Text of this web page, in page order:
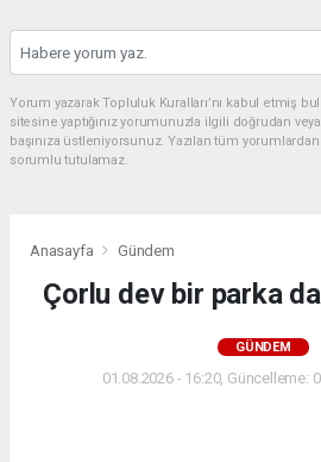
Yorum yazarak Topluluk Kuralları’nı kabul etmiş
sitesine yaptığınız yorumunuzla ilgili doğrudan
başınıza üstleniyorsunuz. Yazılan tüm
sorumlu tutulamaz.
Anasayfa Gündem
Çorlu dev bir parka
GÜNDEM
01.08.2026 - 16:20, Güncelleme: